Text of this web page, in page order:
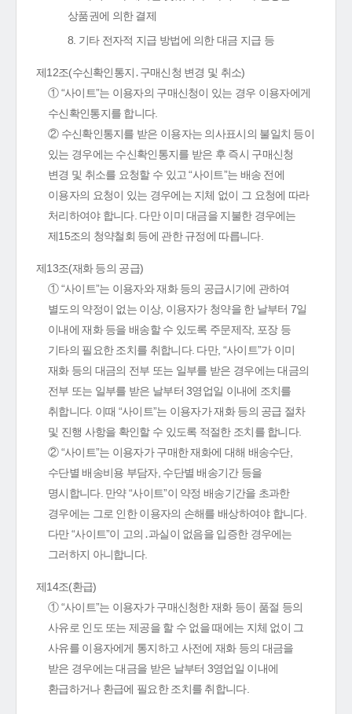
상품권에 의한 결제
8. 기타 전자적 지급 방법에 의한 대금 지급 등
제12조(수신확인통지․구매신청 변경 및 취소)
① “사이트”는 이용자의 구매신청이 있는 경우 이용자에게
수신확인통지를 합니다.
② 수신확인통지를 받은 이용자는 의사표시의 불일치 등이
있는 경우에는 수신확인통지를 받은 후 즉시 구매신청
변경 및 취소를 요청할 수 있고 “사이트”는 배송 전에
이용자의 요청이 있는 경우에는 지체 없이 그 요청에 따라
처리하여야 합니다. 다만 이미 대금을 지불한 경우에는
제15조의 청약철회 등에 관한 규정에 따릅니다.
제13조(재화 등의 공급)
① “사이트”는 이용자와 재화 등의 공급시기에 관하여
별도의 약정이 없는 이상, 이용자가 청약을 한 날부터 7일
이내에 재화 등을 배송할 수 있도록 주문제작, 포장 등
기타의 필요한 조치를 취합니다. 다만, “사이트”가 이미
재화 등의 대금의 전부 또는 일부를 받은 경우에는 대금의
전부 또는 일부를 받은 날부터 3영업일 이내에 조치를
취합니다. 이때 “사이트”는 이용자가 재화 등의 공급 절차
및 진행 사항을 확인할 수 있도록 적절한 조치를 합니다.
② “사이트”는 이용자가 구매한 재화에 대해 배송수단,
수단별 배송비용 부담자, 수단별 배송기간 등을
명시합니다. 만약 “사이트”이 약정 배송기간을 초과한
경우에는 그로 인한 이용자의 손해를 배상하여야 합니다.
다만 “사이트”이 고의․과실이 없음을 입증한 경우에는
그러하지 아니합니다.
제14조(환급)
① “사이트”는 이용자가 구매신청한 재화 등이 품절 등의
사유로 인도 또는 제공을 할 수 없을 때에는 지체 없이 그
사유를 이용자에게 통지하고 사전에 재화 등의 대금을
받은 경우에는 대금을 받은 날부터 3영업일 이내에
환급하거나 환급에 필요한 조치를 취합니다.